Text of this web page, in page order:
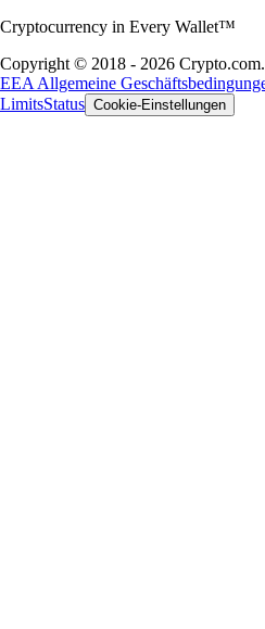
Cryptocurrency in Every Wallet™
Copyright © 2018 - 2026
EEA Allgemeine
LimitsStatus Cookie-Einstellungen